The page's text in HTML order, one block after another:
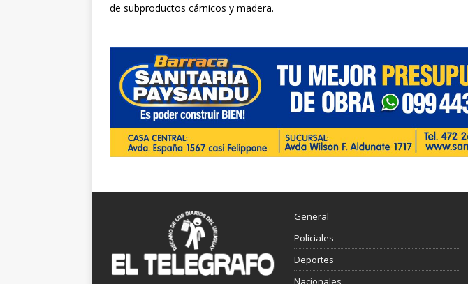
de subproductos cárnicos y madera.
General
Policiales
Deportes
Nacionales